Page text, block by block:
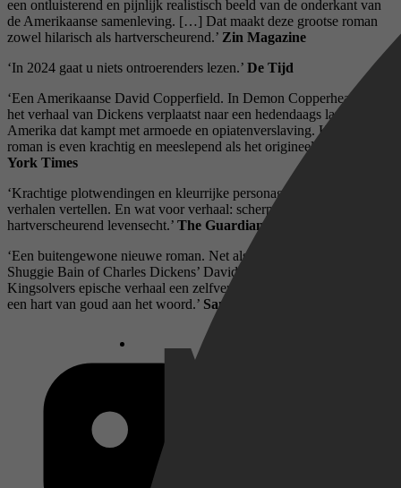
een ontluisterend en pijnlijk realistisch beeld van de onderkant van
de Amerikaanse samenleving. […] Dat maakt deze grootse roman
zowel hilarisch als hartverscheurend.’ Zin Magazine
‘In 2024 gaat u niets ontroerenders lezen.’ De Tijd
‘Een Amerikaanse David Copperfield. In Demon Copperhead wordt
het verhaal van Dickens verplaatst naar een hedendaags landelijk
Amerika dat kampt met armoede en opiatenverslaving. Kingsolvers
roman is even krachtig en meeslepend als het origineel.’
York Times
‘Krachtige plotwendingen en kleurrijke personages: dit is echt
verhalen vertellen. En wat voor verhaal: scherpzinnig, bezield en
hartverscheurend levensecht.’ The Guardian
‘Een buitengewone nieuwe roman. Net als in Douglas Stuarts
Shuggie Bain of Charles Dickens’ David Copperfield is er in
Kingsolvers epische verhaal een zelfverklaarde mislukkeling met
een hart van goud aan het woord.’ San Francisco Chronicle